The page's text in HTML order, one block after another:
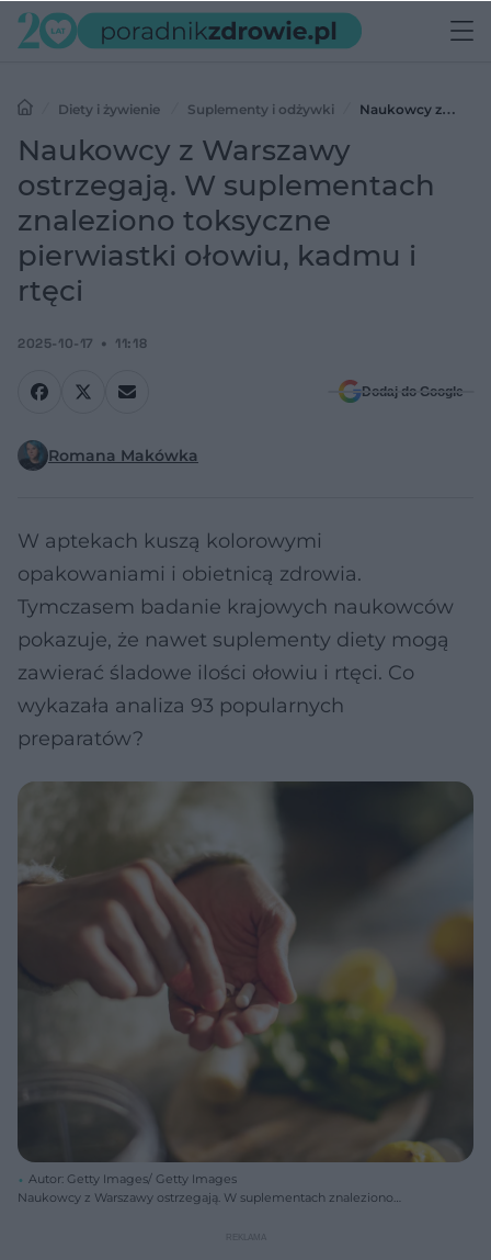
Diety i żywienie Suplementy i odżywki
Naukowcy z
Warszawy ostrzegają. W suplementach znaleziono toksyczne
pierwiastki ołowiu, kadmu i rtęci
Naukowcy z Warszawy
ostrzegają. W suplementach
znaleziono toksyczne
pierwiastki ołowiu, kadmu i
rtęci
2025-10-17 11:18
Dodaj do Google
Romana Makówka
W aptekach kuszą kolorowymi
opakowaniami i obietnicą zdrowia.
Tymczasem badanie krajowych naukowców
pokazuje, że nawet suplementy diety mogą
zawierać śladowe ilości ołowiu i rtęci. Co
wykazała analiza 93 popularnych
preparatów?
Autor: Getty Images/ Getty Images
Naukowcy z Warszawy ostrzegają. W suplementach znaleziono